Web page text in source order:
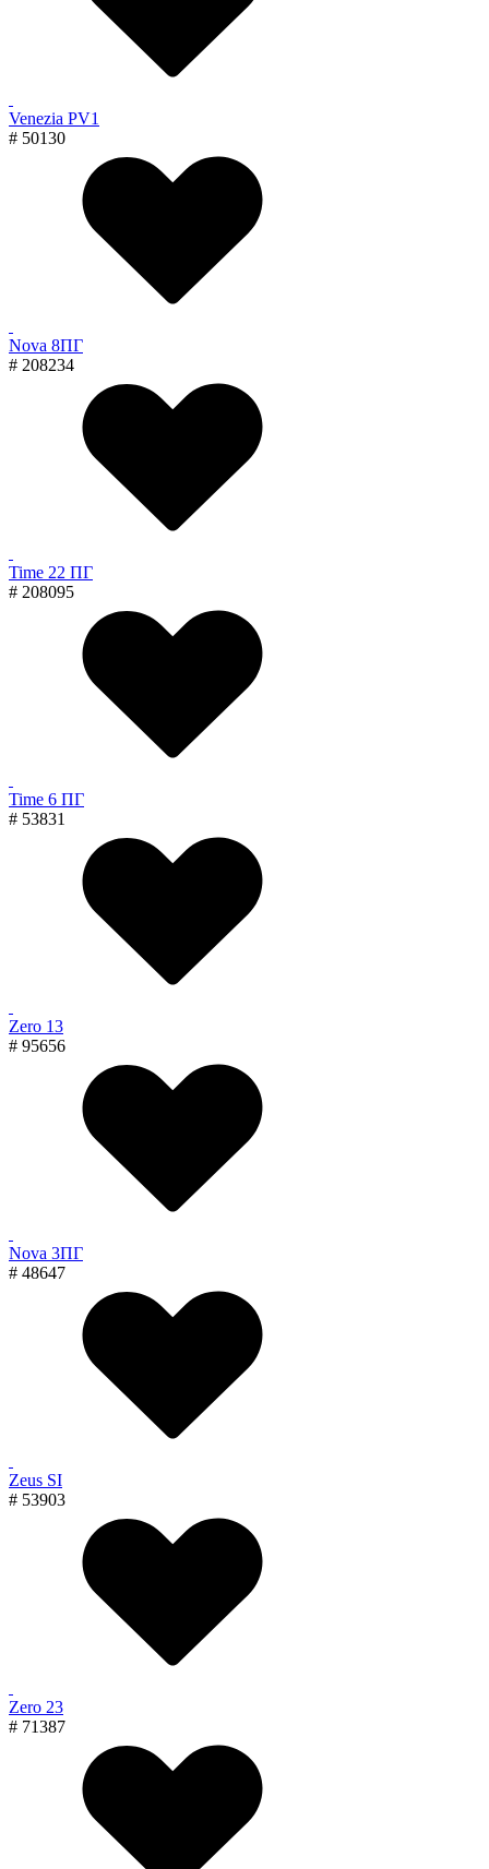
Venezia PV1
# 50130
Nova 8ПГ
# 208234
Time 22 ПГ
# 208095
Time 6 ПГ
# 53831
Zero 13
# 95656
Nova 3ПГ
# 48647
Zeus SI
# 53903
Zero 23
# 71387